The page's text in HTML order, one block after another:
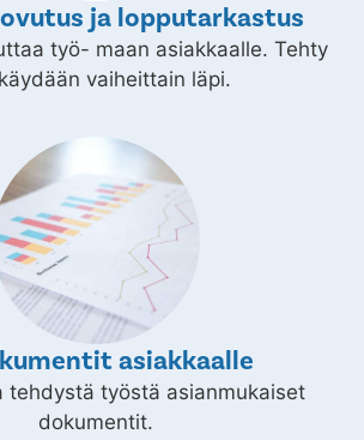
ja lopputarkastus
työ- maan asiakkaalle. Tehty
vaiheittain läpi.
asiakkaalle
tehdystä työstä asianmukaiset
dokumentit.